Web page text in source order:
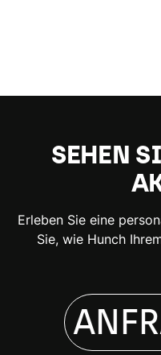
SEHEN
Erleben Sie eine
Sie, wie Hunch